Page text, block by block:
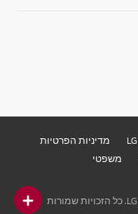
מדיניות הפרטיות
משפטי